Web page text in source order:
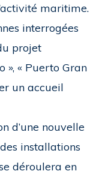
maritime.
interrogées
projet
», « Puerto Gran
un accueil
d’une nouvelle
installations
déroulera en